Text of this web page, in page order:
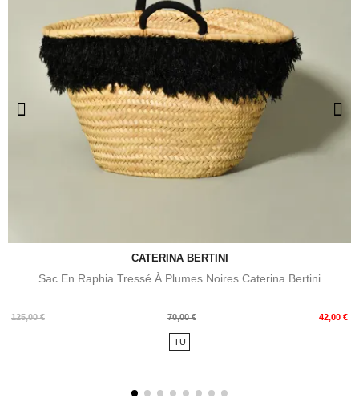
CATERINA BERTINI
Sac En Raphia Tressé À Plumes Noires Caterina Bertini
125,00 €
Prix
70,00 € 42,00 €
Prix
TU